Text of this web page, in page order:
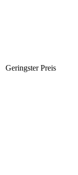
Geringster Preis